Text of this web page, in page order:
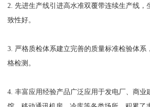
2. 先进生产线引进高水准双覆带连续生产线，
致性好。
3. 严格质检体系建立完善的质量标准检验体系
格检测。
4. 丰富应用经验产品广泛应用于发电厂、商业